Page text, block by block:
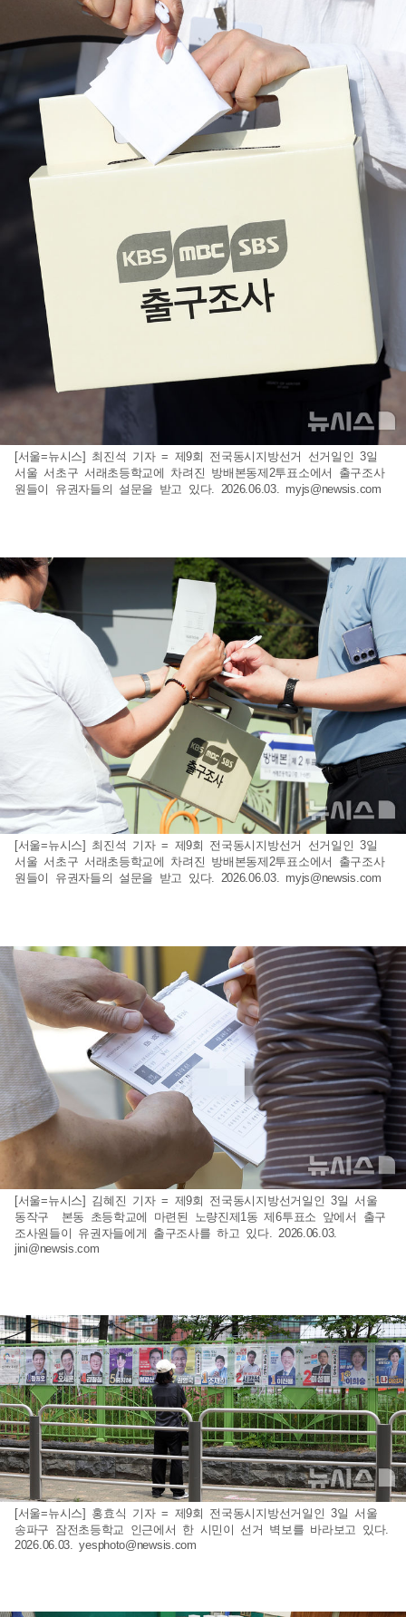
[서울=뉴시스] 최진석 기자 = 제9회 전국동시지방선거 선거일인 3일
서울 서초구 서래초등학교에 차려진 방배본동제2투표소에서 출구조사
원들이 유권자들의 설문을 받고 있다. 2026.06.03. myjs@newsis.com
[서울=뉴시스] 최진석 기자 = 제9회 전국동시지방선거 선거일인 3일
서울 서초구 서래초등학교에 차려진 방배본동제2투표소에서 출구조사
원들이 유권자들의 설문을 받고 있다. 2026.06.03. myjs@newsis.com
[서울=뉴시스] 김혜진 기자 = 제9회 전국동시지방선거일인 3일 서울
동작구 본동 초등학교에 마련된 노량진제1동 제6투표소 앞에서 출구
조사원들이 유권자들에게 출구조사를 하고 있다. 2026.06.03.
jini@newsis.com
[서울=뉴시스] 홍효식 기자 = 제9회 전국동시지방선거일인 3일 서울
송파구 잠전초등학교 인근에서 한 시민이 선거 벽보를 바라보고 있다.
2026.06.03.yesphoto@newsis.com